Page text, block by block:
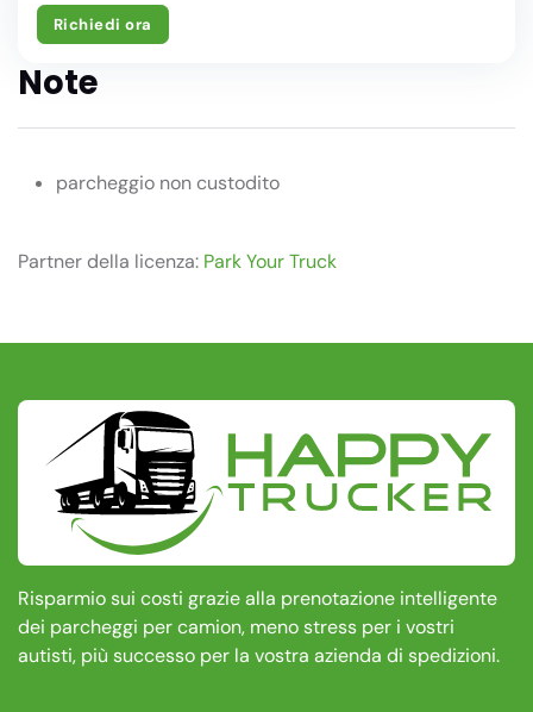
Richiedi ora
Note
parcheggio non custodito
Partner della licenza: Park Your Truck
Risparmio sui costi grazie alla prenotazione intelligente
dei parcheggi per camion, meno stress per i vostri
autisti, più successo per la vostra azienda di spedizioni.